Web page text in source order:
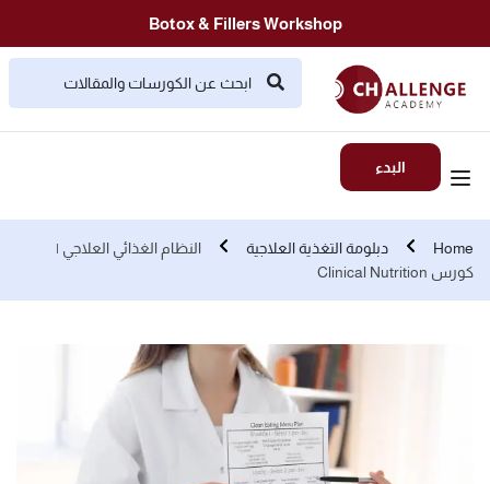
Botox & Fillers Workshop
البدء
Home دبلومة التغذية العلاجية
النظام الغذائي العلاجي |
كورس Clinical Nutrition